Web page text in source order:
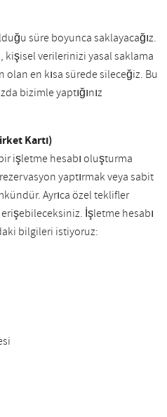
süre boyunca saklayacağız.
kişisel verilerinizi yasal saklama
en kısa sürede sileceğiz. Bu
bizimle yaptığınız
Kartı)
işletme hesabı oluşturma
yaptırmak veya sabit
Ayrıca özel teklifler
İşletme hesabı
bilgileri istiyoruz: